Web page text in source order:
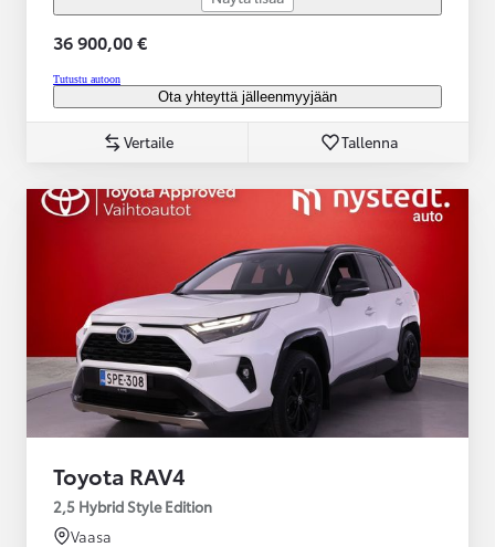
36 900,00 €
Tutustu autoon
Ota yhteyttä jälleenmyyjään
Vertaile Tallenna
Toyota RAV4
2,5 Hybrid Style Edition
Vaasa